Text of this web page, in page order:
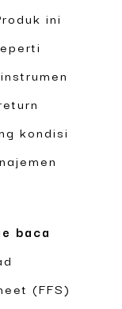
ini
kondisi
baca
(FFS)